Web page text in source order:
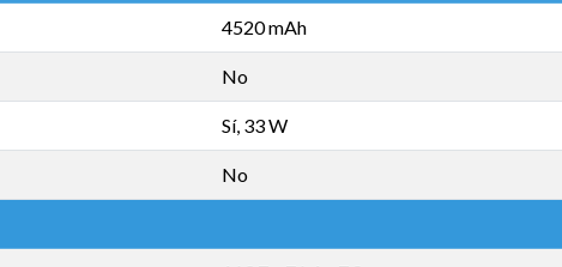
4520 mAh
No
Sí, 33 W
No